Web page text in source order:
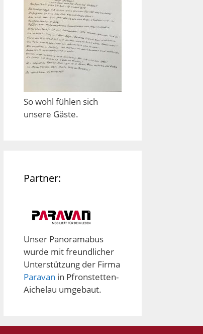
So wohl fühlen sich
unsere Gäste.
Partner:
Unser Panoramabus
wurde mit freundlicher
Unterstützung der Firma
Paravan in Pfronstetten-
Aichelau umgebaut.